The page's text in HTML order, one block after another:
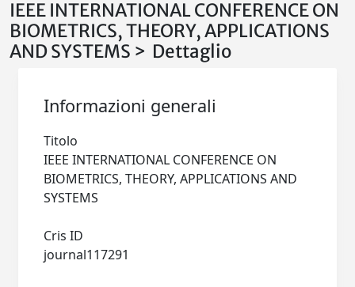
IEEE INTERNATIONAL CONFERENCE ON
BIOMETRICS, THEORY, APPLICATIONS
AND SYSTEMS > Dettaglio
Informazioni generali
Titolo
IEEE INTERNATIONAL CONFERENCE ON
BIOMETRICS, THEORY, APPLICATIONS AND
Cris ID